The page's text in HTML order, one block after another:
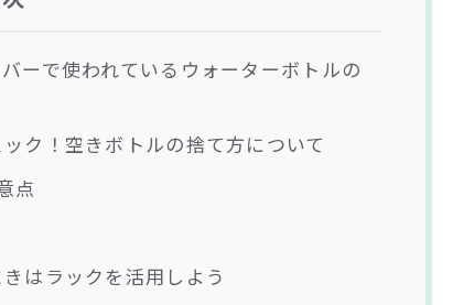
ーで使われているウォーターボトルの
ク！空きボトルの捨て方について
点
はラックを活用しよう